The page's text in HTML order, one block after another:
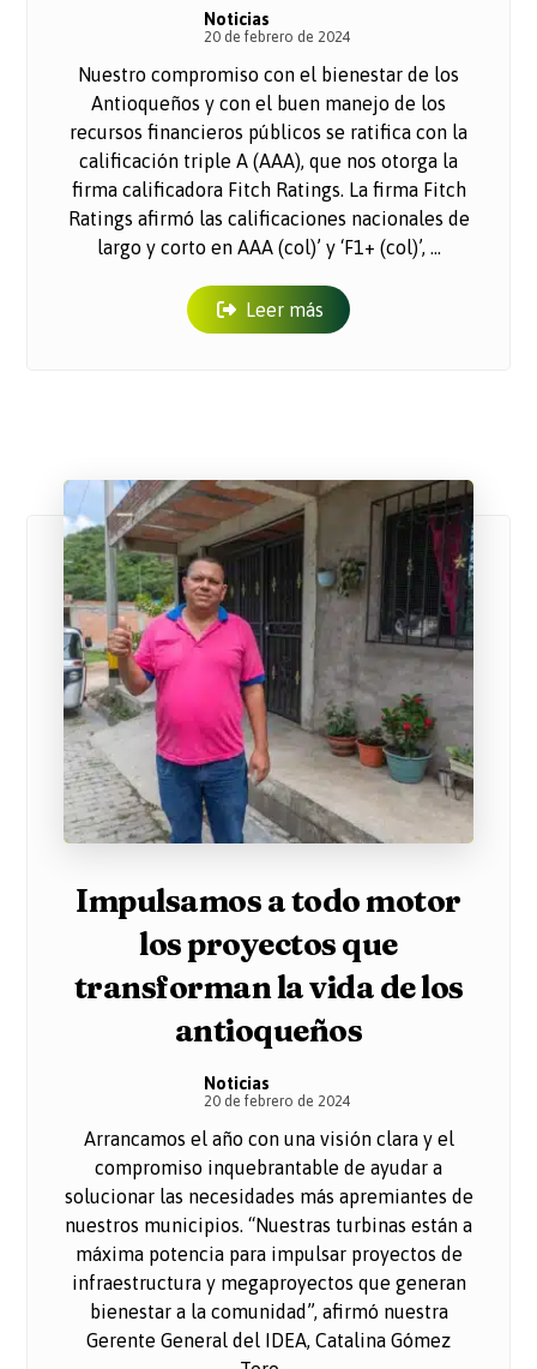
Noticias
20 de febrero de 2024
Nuestro compromiso con el bienestar de los
Antioqueños y con el buen manejo de los
recursos financieros públicos se ratifica con la
calificación triple A (AAA), que nos otorga la
firma calificadora Fitch Ratings. La firma Fitch
Ratings afirmó las calificaciones nacionales de
largo y corto en AAA (col)’ y ‘F1+ (col)’, ...
Leer más
Impulsamos a todo motor
los proyectos que
transforman la vida de los
antioqueños
Noticias
20 de febrero de 2024
Arrancamos el año con una visión clara y el
compromiso inquebrantable de ayudar a
solucionar las necesidades más apremiantes de
nuestros municipios. “Nuestras turbinas están a
máxima potencia para impulsar proyectos de
infraestructura y megaproyectos que generan
bienestar a la comunidad”, afirmó nuestra
Gerente General del IDEA, Catalina Gómez